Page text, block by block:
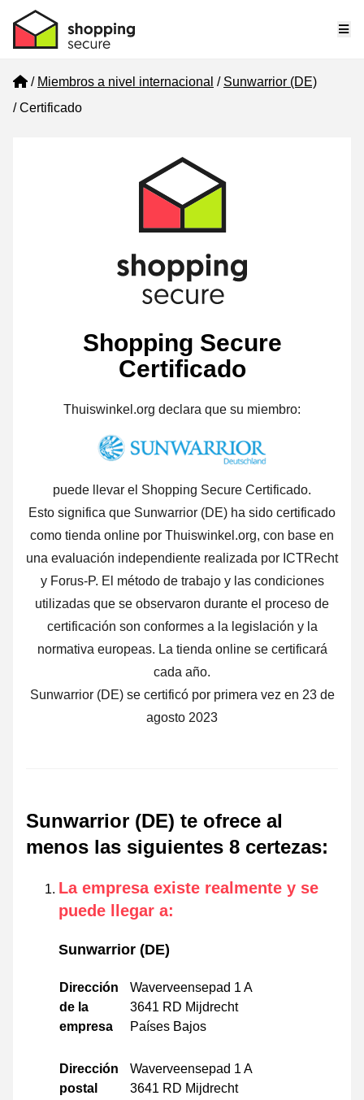
Home
Miembros a nivel internacional
Sunwarrior (DE)
Certificado
Shopping Secure
Certificado
Thuiswinkel.org declara que su miembro:
puede llevar el Shopping Secure Certificado.
Esto significa que Sunwarrior (DE) ha sido certificado
como tienda online por Thuiswinkel.org, con base en
una evaluación independiente realizada por ICTRecht
y Forus-P. El método de trabajo y las condiciones
utilizadas que se observaron durante el proceso de
certificación son conformes a la legislación y la
normativa europeas. La tienda online se certificará
cada año.
Sunwarrior (DE) se certificó por primera vez en 23 de
agosto 2023
Sunwarrior (DE) te ofrece al
menos las siguientes 8 certezas:
La empresa existe realmente y se
puede llegar a:
Sunwarrior (DE)
Dirección
de la
empresa
Waverveensepad 1 A
3641 RD Mijdrecht
Países Bajos
Dirección
postal
Waverveensepad 1 A
3641 RD Mijdrecht